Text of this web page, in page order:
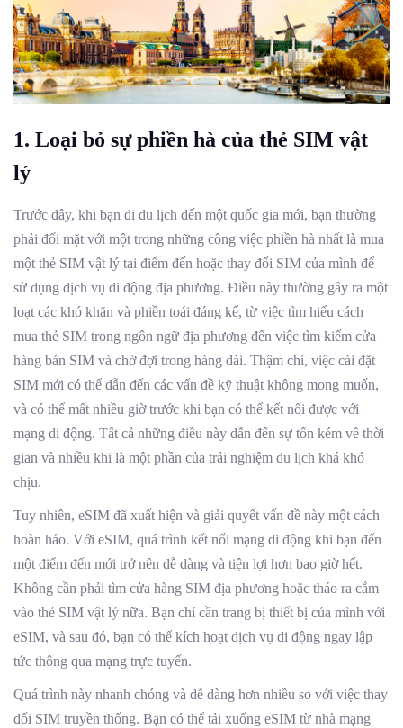
1. Loại bỏ sự phiền hà của thẻ SIM vật
lý
Trước đây, khi bạn đi du lịch đến một quốc gia mới, bạn thường
phải đối mặt với một trong những công việc phiền hà nhất là mua
một thẻ SIM vật lý tại điểm đến hoặc thay đổi SIM của mình để
sử dụng dịch vụ di động địa phương. Điều này thường gây ra một
loạt các khó khăn và phiền toái đáng kể, từ việc tìm hiểu cách
mua thẻ SIM trong ngôn ngữ địa phương đến việc tìm kiếm cửa
hàng bán SIM và chờ đợi trong hàng dài. Thậm chí, việc cài đặt
SIM mới có thể dẫn đến các vấn đề kỹ thuật không mong muốn,
và có thể mất nhiều giờ trước khi bạn có thể kết nối được với
mạng di động. Tất cả những điều này dẫn đến sự tốn kém về thời
gian và nhiều khi là một phần của trải nghiệm du lịch khá khó
chịu.
Tuy nhiên, eSIM đã xuất hiện và giải quyết vấn đề này một cách
hoàn hảo. Với eSIM, quá trình kết nối mạng di động khi bạn đến
một điểm đến mới trở nên dễ dàng và tiện lợi hơn bao giờ hết.
Không cần phải tìm cửa hàng SIM địa phương hoặc tháo ra cắm
vào thẻ SIM vật lý nữa. Bạn chỉ cần trang bị thiết bị của mình với
eSIM, và sau đó, bạn có thể kích hoạt dịch vụ di động ngay lập
tức thông qua mạng trực tuyến.
Quá trình này nhanh chóng và dễ dàng hơn nhiều so với việc thay
đổi SIM truyền thống. Bạn có thể tải xuống eSIM từ nhà mạng